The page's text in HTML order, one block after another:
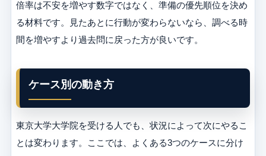
倍率は不安を増やす数字ではなく、準備の優先順位を決め
る材料です。見たあとに行動が変わらないなら、調べる時
間を増やすより過去問に戻った方が良いです。
ケース別の動き方
東京大学大学院を受ける人でも、状況によって次にやるこ
とは変わります。ここでは、よくある3つのケースに分け